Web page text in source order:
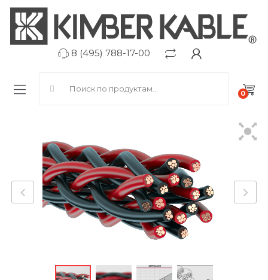
8 (495) 788-17-00
0